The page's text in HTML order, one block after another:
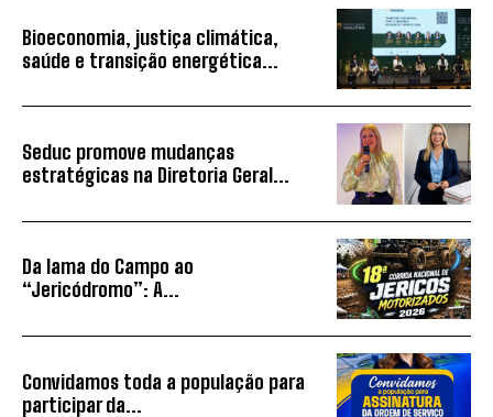
Bioeconomia, justiça climática,
saúde e transição energética...
Seduc promove mudanças
estratégicas na Diretoria Geral...
Da lama do Campo ao
“Jericódromo”: A...
Convidamos toda a população para
participar da...